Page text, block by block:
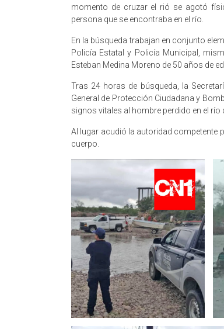
momento de cruzar el rió se agotó
persona que se encontraba en el río.
En la búsqueda trabajan en conjunto
Policía Estatal y Policía Municipal,
Esteban Medina Moreno de 50 años de
Tras 24 horas de búsqueda, la
General de Protección Ciudadana y
signos vitales al hombre perdido en el río
Al lugar acudió la autoridad competente
cuerpo.